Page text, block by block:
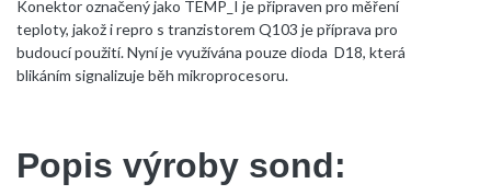
Konektor označený jako TEMP_I je připraven pro měření
teploty, jakož i repro s tranzistorem Q103 je příprava pro
budoucí použití. Nyní je využívána pouze dioda D18, která
blikáním signalizuje běh mikroprocesoru.
Popis výroby sond: